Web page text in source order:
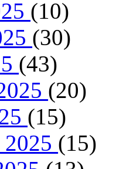
(10)
(30)
(43)
(20)
(15)
(15)